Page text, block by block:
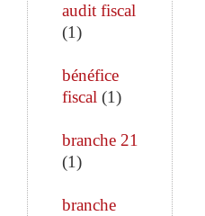
audit fiscal
(1)
bénéfice
fiscal (1)
branche 21
(1)
branche